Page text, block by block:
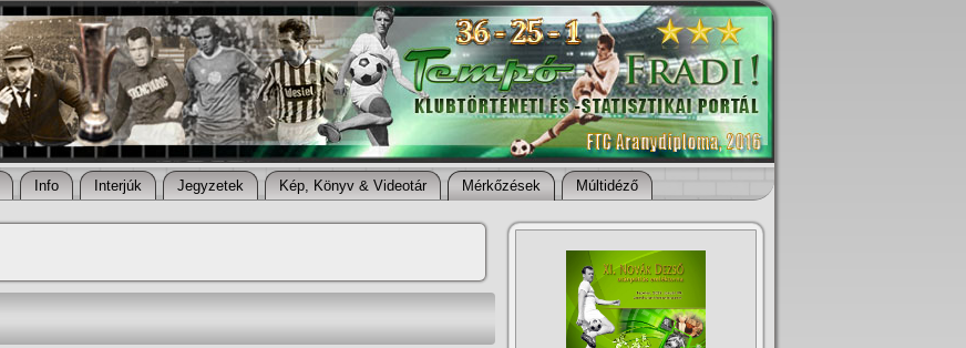
Info Interjúk Jegyzetek Kép, Könyv & Videotár Mérkőzések Múltidéző